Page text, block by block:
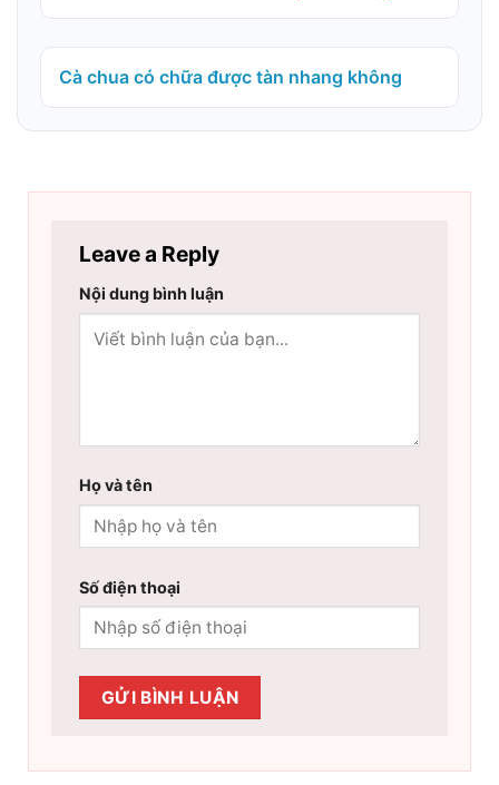
Cà chua có chữa được tàn nhang không
Leave a Reply
Nội dung bình luận
Họ và tên
Số điện thoại